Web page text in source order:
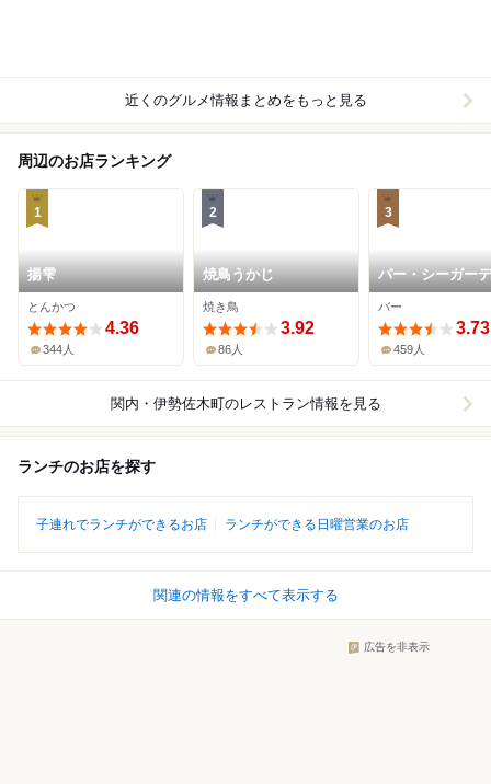
近くのグルメ情報まとめをもっと見る
周辺のお店ランキング
1
揚雫
とんかつ
4.36
344人
2
焼鳥うかじ
焼き鳥
3.92
86人
3
バー・シーガー
ン Ⅱ
バー
3.73
459人
関内・伊勢佐木町のレストラン情報を見る
ランチのお店を探す
子連れでランチができるお店 ランチができる日曜営業のお店
関連の情報をすべて表示する
広告を非表示